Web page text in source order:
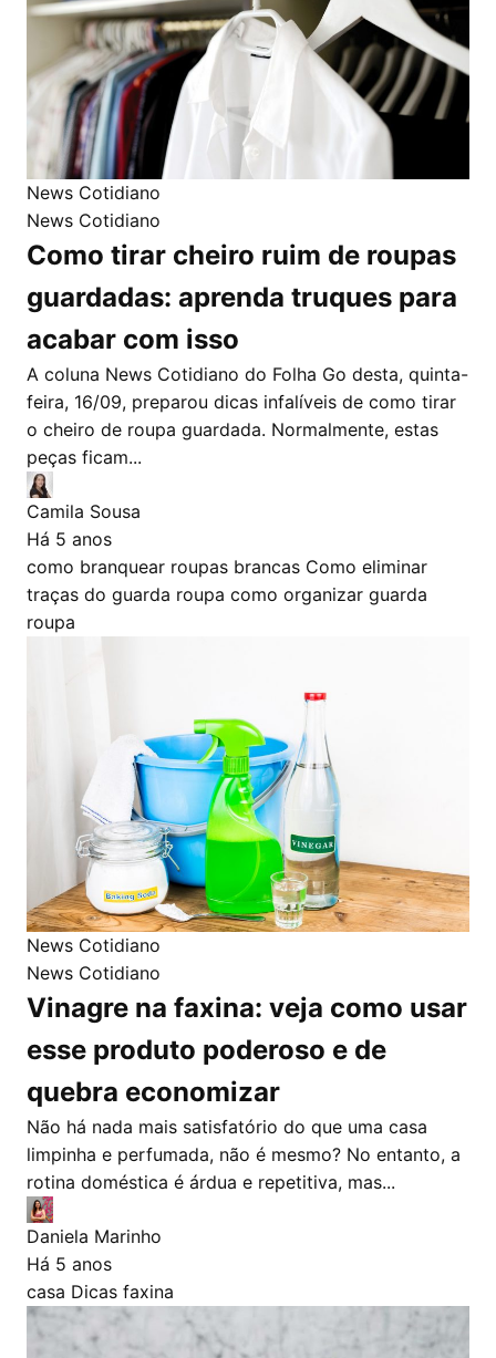
News Cotidiano
News Cotidiano
Como tirar cheiro ruim de roupas
guardadas: aprenda truques para
acabar com isso
A coluna News Cotidiano do Folha Go desta, quinta-
feira, 16/09, preparou dicas infalíveis de como tirar
o cheiro de roupa guardada. Normalmente, estas
peças ficam...
Camila Sousa
Há 5 anos
como branquear roupas brancas Como eliminar
traças do guarda roupa como organizar guarda
roupa
News Cotidiano
News Cotidiano
Vinagre na faxina: veja como usar
esse produto poderoso e de
quebra economizar
Não há nada mais satisfatório do que uma casa
limpinha e perfumada, não é mesmo? No entanto, a
rotina doméstica é árdua e repetitiva, mas...
Daniela Marinho
Há 5 anos
casa Dicas faxina